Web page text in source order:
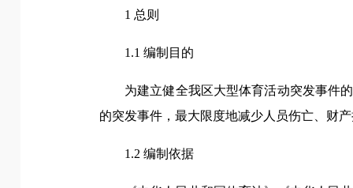
1 总则
1.1 编制目的
为建立健全我区大型体育活动突发事件
的突发事件，最大限度地减少人员伤亡、财
1.2 编制依据